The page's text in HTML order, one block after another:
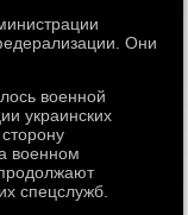
Они
вοенной
украинских
вοенном
спецслужб.